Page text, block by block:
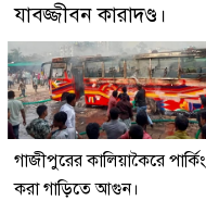
যাবজ্জীবন কারাদণ্ড।
গাজীপুরের কালিয়াকৈরে পার্কিং
করা গাড়িতে আগুন।